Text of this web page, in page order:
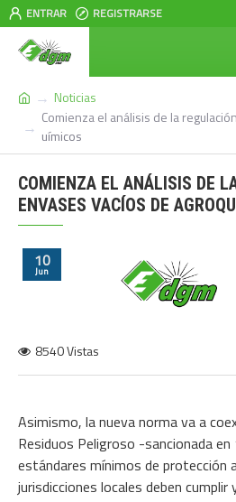
ENTRAR REGISTRARSE
Noticias
Comienza el análisis de la
uímicos
COMIENZA EL ANÁLISIS DE
ENVASES VACÍOS DE
10
Jun
8540 Vistas
Asimismo, la nueva norma va a
Residuos Peligroso -sancionada
estándares mínimos de protección
jurisdicciones locales deben cumplir